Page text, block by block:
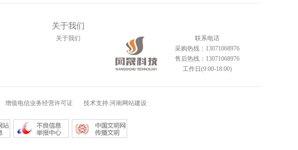
关于我们
关于我们
联系电话
采购热线：13071068976
售后热线：13071068976
工作日(9:00-18:00)
增值电信业务经营许可证 技术支持:河南网站建设